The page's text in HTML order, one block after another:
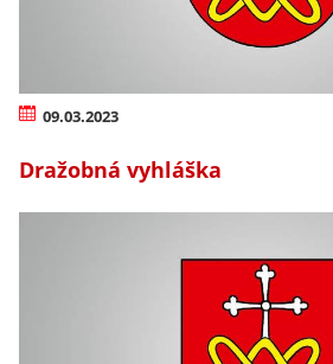
09.03.2023
Dražobná vyhláška